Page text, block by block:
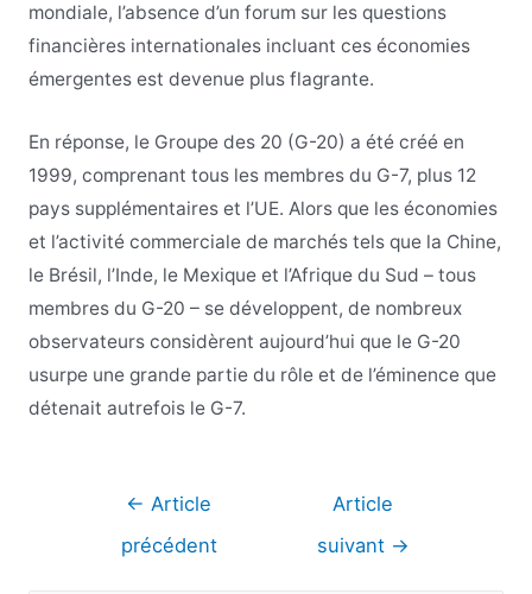
mondiale, l’absence d’un forum sur les questions
financières internationales incluant ces économies
émergentes est devenue plus flagrante.
En réponse, le Groupe des 20 (G-20) a été créé en
1999, comprenant tous les membres du G-7, plus 12
pays supplémentaires et l’UE. Alors que les économies
et l’activité commerciale de marchés tels que la Chine,
le Brésil, l’Inde, le Mexique et l’Afrique du Sud – tous
membres du G-20 – se développent, de nombreux
observateurs considèrent aujourd’hui que le G-20
usurpe une grande partie du rôle et de l’éminence que
détenait autrefois le G-7.
Navigation
l’article
← Article
précédent
Article
suivant →